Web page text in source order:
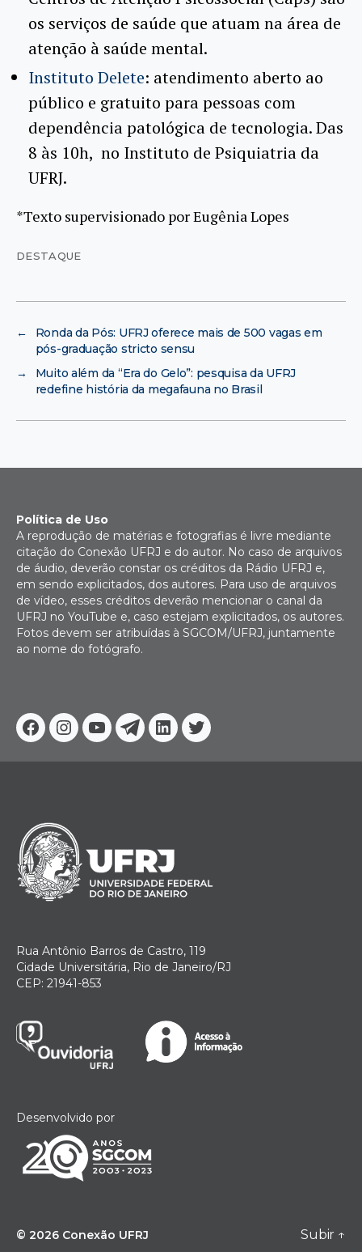
os serviços de saúde que atuam na área de
atenção à saúde mental.
Instituto Delete: atendimento aberto ao
público e gratuito para pessoas com
dependência patológica de tecnologia. Das
8 às 10h, no Instituto de Psiquiatria da
UFRJ.
*Texto supervisionado por Eugênia Lopes
DESTAQUE
←
Ronda da Pós: UFRJ oferece mais de 500 vagas em
pós-graduação stricto sensu
→
Muito além da “Era do Gelo”: pesquisa da UFRJ
redefine história da megafauna no Brasil
Facebook
Instagram
YoutubeTelegram
Linkedin
Twitter
Política de Uso
A reprodução de matérias e fotografias é livre mediante
citação do Conexão UFRJ e do autor. No caso de arquivos
de áudio, deverão constar os créditos da Rádio UFRJ e,
em sendo explicitados, dos autores. Para uso de arquivos
de vídeo, esses créditos deverão mencionar o canal da
UFRJ no YouTube e, caso estejam explicitados, os autores.
Fotos devem ser atribuídas à SGCOM/UFRJ, juntamente
ao nome do fotógrafo.
Rua Antônio Barros de Castro, 119
Cidade Universitária, Rio de Janeiro/RJ
CEP: 21941-853
Desenvolvido por
© 2026 Conexão UFRJ Subir ↑